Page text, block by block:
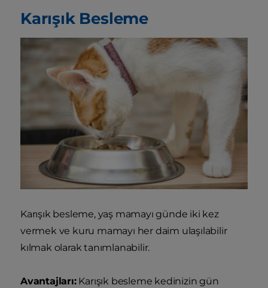
Karışık Besleme
Karışık besleme, yaş mamayı günde iki kez
vermek ve kuru mamayı her daim ulaşılabilir
kılmak olarak tanımlanabilir.
Avantajları:Karışık besleme kedinizin gün